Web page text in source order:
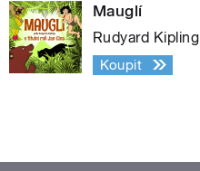
Mauglí
Rudyard Kipling
Koupit